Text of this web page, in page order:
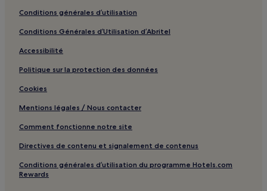
Conditions générales d’utilisation
Conditions Générales d’Utilisation d’Abritel
Accessibilité
Politique sur la protection des données
Cookies
Mentions légales / Nous contacter
Comment fonctionne notre site
Directives de contenu et signalement de contenus
Conditions générales d’utilisation du programme Hotels.com
Rewards